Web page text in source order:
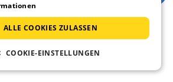
ALLE COOKIES ZULASSEN
COOKIE-EINSTELLUNGEN